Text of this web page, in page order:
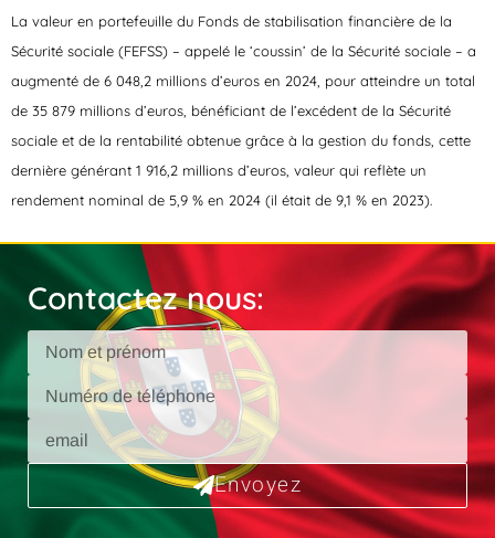
La valeur en portefeuille du Fonds de stabilisation financière de la
Sécurité sociale (FEFSS) – appelé le ‘coussin’ de la Sécurité sociale – a
augmenté de 6 048,2 millions d’euros en 2024, pour atteindre un total
de 35 879 millions d’euros, bénéficiant de l’excédent de la Sécurité
sociale et de la rentabilité obtenue grâce à la gestion du fonds, cette
dernière générant 1 916,2 millions d’euros, valeur qui reflète un
rendement nominal de 5,9 % en 2024 (il était de 9,1 % en 2023).
Contactez nous:
Envoyez